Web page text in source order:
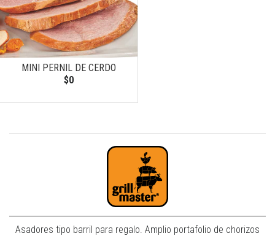
MINI PERNIL DE CERDO
$0
Asadores tipo barril para regalo. Amplio portafolio de chorizos